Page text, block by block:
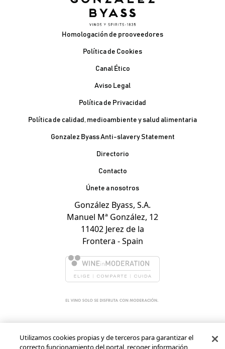
Pie de páginaHomologación de prooveedores
Política de Cookies
Canal Ético
Aviso Legal
Política de Privacidad
Política de calidad, medioambiente y salud alimentaria
Gonzalez Byass Anti-slavery Statement
Contacto Pie de página
Directorio
Contacto
Únete a nosotros
González Byass, S.A.
Manuel Mª González, 12
11402 Jerez de la
Frontera - Spain
Utilizamos cookies propias y de terceros para garantizar el
correcto funcionamiento del portal, recoger información